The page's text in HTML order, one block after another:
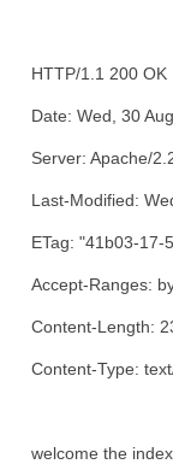
HTTP/1.1 200 OK
Date: Wed, 30
Server: Apache/
Last-Modified:
ETag: "41b03-17-
Accept-Ranges:
Content-Length:
Content-Type:
welcome the